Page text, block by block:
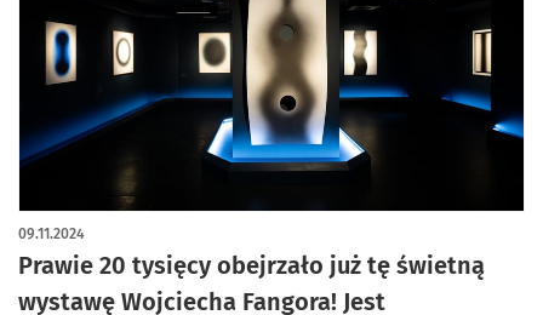
Prawie 20 tysięcy obejrzało już tę świetną
wystawę Wojciecha Fangora! Jest
09.11.2024
artykuł z galerią zdjęć